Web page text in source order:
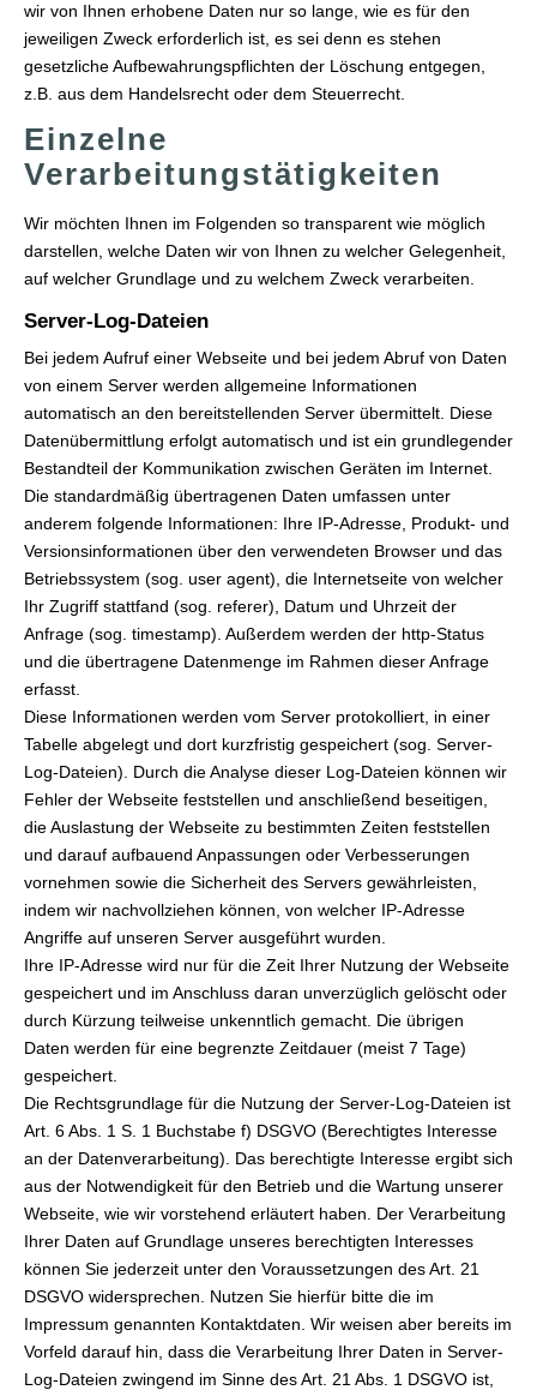
wir von Ihnen erhobene Daten nur so lange, wie es für den
jeweiligen Zweck erforderlich ist, es sei denn es stehen
gesetzliche Aufbewahrungspflichten der Löschung entgegen,
z.B. aus dem Handelsrecht oder dem Steuerrecht.
Einzelne
Verarbeitungstätigkeiten
Wir möchten Ihnen im Folgenden so transparent wie möglich
darstellen, welche Daten wir von Ihnen zu welcher Gelegenheit,
auf welcher Grundlage und zu welchem Zweck verarbeiten.
Server-Log-Dateien
Bei jedem Aufruf einer Webseite und bei jedem Abruf von Daten
von einem Server werden allgemeine Informationen
automatisch an den bereitstellenden Server übermittelt. Diese
Datenübermittlung erfolgt automatisch und ist ein grundlegender
Bestandteil der Kommunikation zwischen Geräten im Internet.
Die standardmäßig übertragenen Daten umfassen unter
anderem folgende Informationen: Ihre IP-Adresse, Produkt- und
Versionsinformationen über den verwendeten Browser und das
Betriebssystem (sog. user agent), die Internetseite von welcher
Ihr Zugriff stattfand (sog. referer), Datum und Uhrzeit der
Anfrage (sog. timestamp). Außerdem werden der http-Status
und die übertragene Datenmenge im Rahmen dieser Anfrage
erfasst.
Diese Informationen werden vom Server protokolliert, in einer
Tabelle abgelegt und dort kurzfristig gespeichert (sog. Server-
Log-Dateien). Durch die Analyse dieser Log-Dateien können wir
Fehler der Webseite feststellen und anschließend beseitigen,
die Auslastung der Webseite zu bestimmten Zeiten feststellen
und darauf aufbauend Anpassungen oder Verbesserungen
vornehmen sowie die Sicherheit des Servers gewährleisten,
indem wir nachvollziehen können, von welcher IP-Adresse
Angriffe auf unseren Server ausgeführt wurden.
Ihre IP-Adresse wird nur für die Zeit Ihrer Nutzung der Webseite
gespeichert und im Anschluss daran unverzüglich gelöscht oder
durch Kürzung teilweise unkenntlich gemacht. Die übrigen
Daten werden für eine begrenzte Zeitdauer (meist 7 Tage)
gespeichert.
Die Rechtsgrundlage für die Nutzung der Server-Log-Dateien ist
Art. 6 Abs. 1 S. 1 Buchstabe f) DSGVO (Berechtigtes Interesse
an der Datenverarbeitung). Das berechtigte Interesse ergibt sich
aus der Notwendigkeit für den Betrieb und die Wartung unserer
Webseite, wie wir vorstehend erläutert haben. Der Verarbeitung
Ihrer Daten auf Grundlage unseres berechtigten Interesses
können Sie jederzeit unter den Voraussetzungen des Art. 21
DSGVO widersprechen. Nutzen Sie hierfür bitte die im
Impressum genannten Kontaktdaten. Wir weisen aber bereits im
Vorfeld darauf hin, dass die Verarbeitung Ihrer Daten in Server-
Log-Dateien zwingend im Sinne des Art. 21 Abs. 1 DSGVO ist,